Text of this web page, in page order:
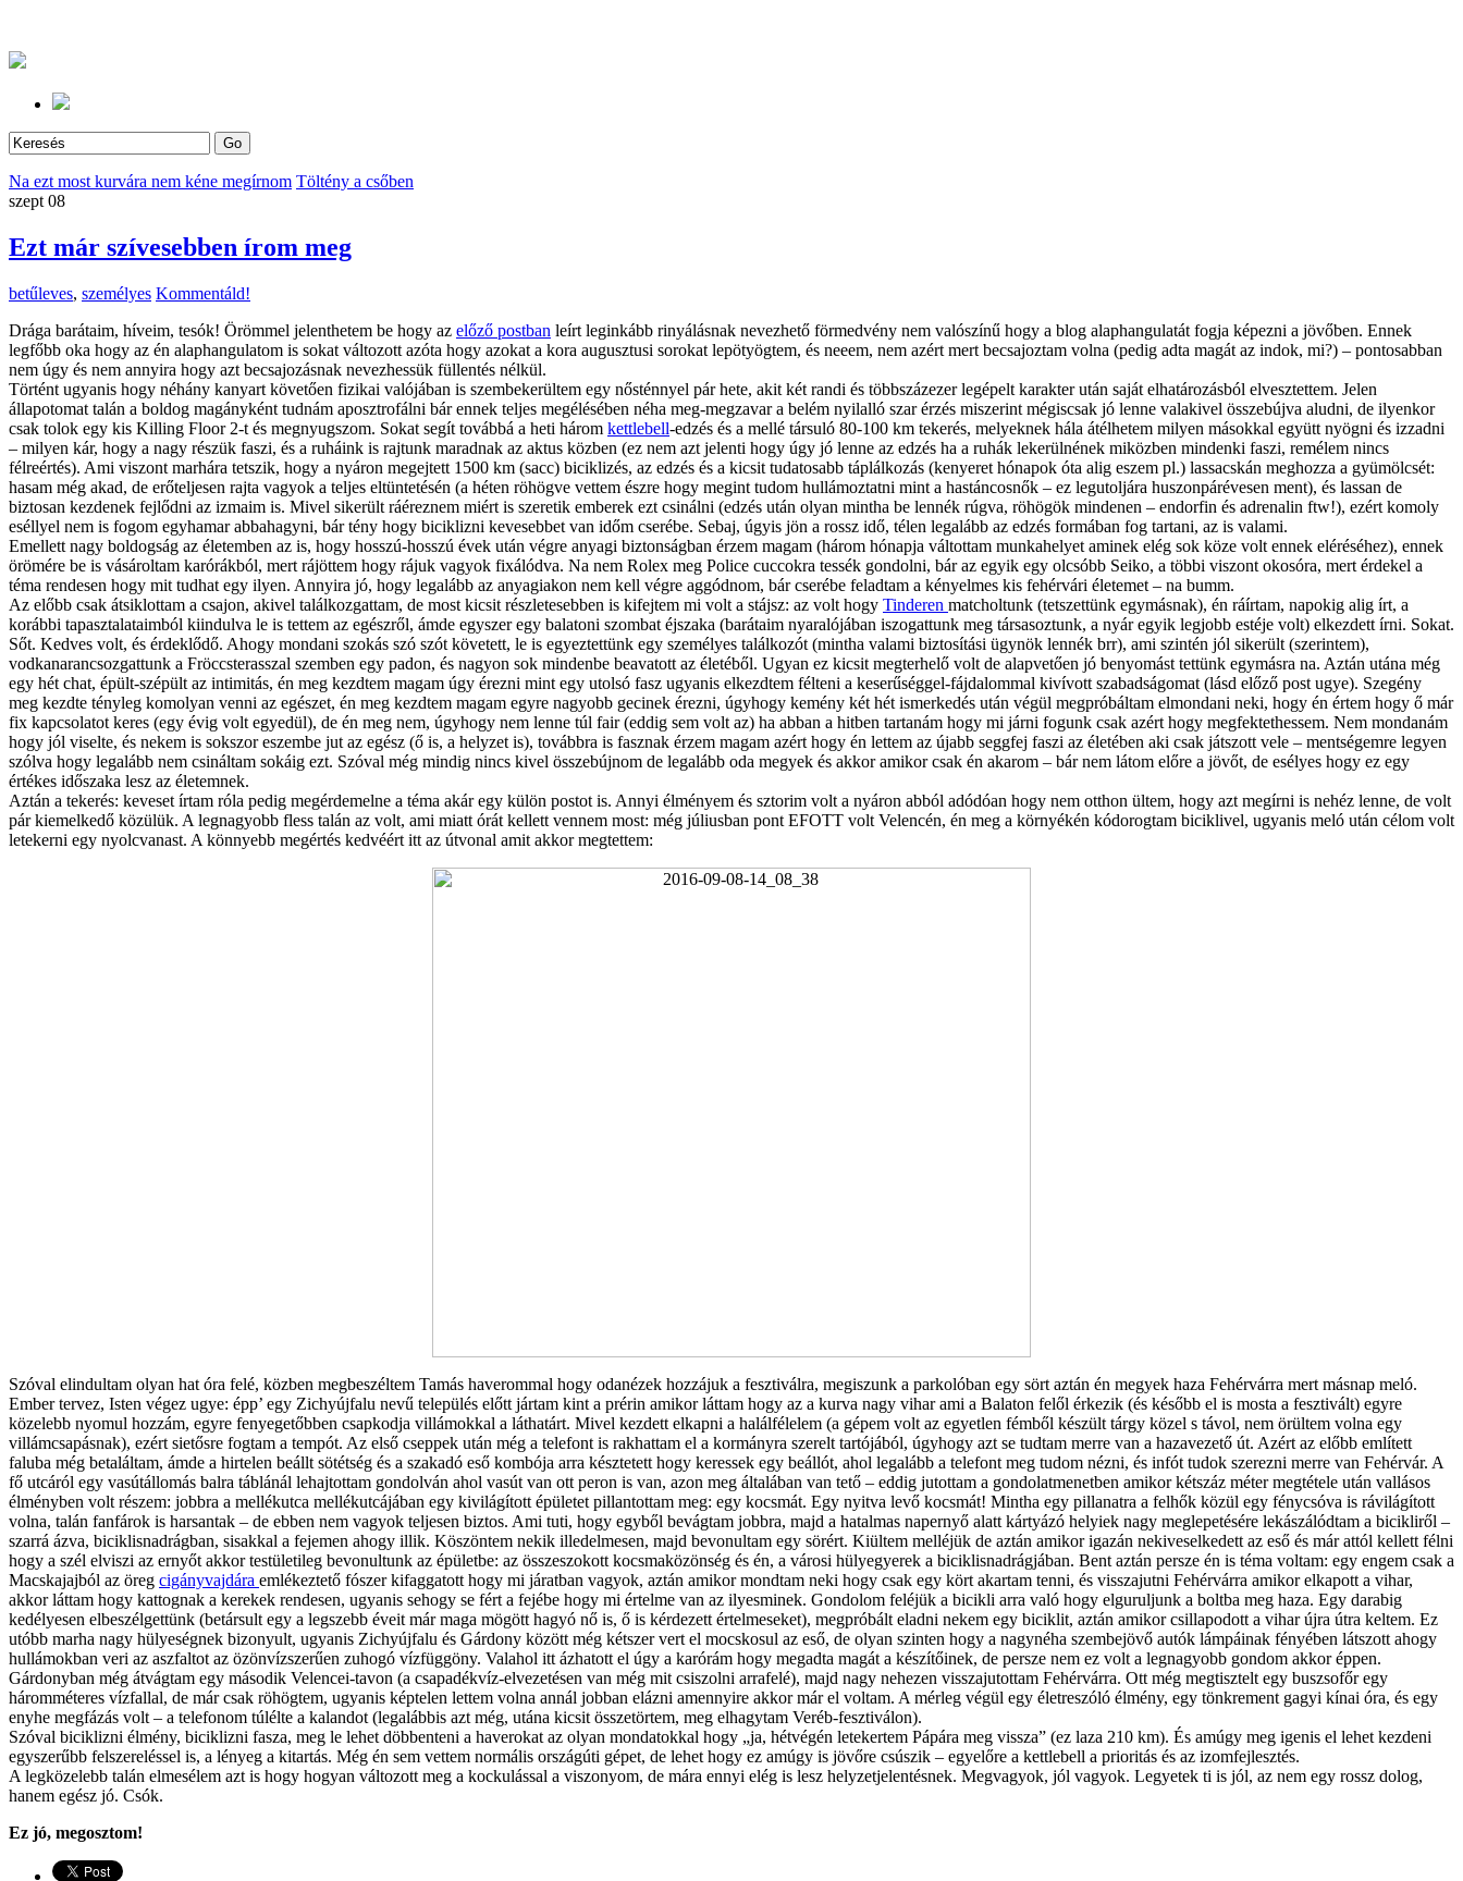
Na ezt most kurvára nem kéne megírnom Töltény a csőben
szept 08
Ezt már szívesebben írom meg
betűleves, személyes Kommentáld!
Drága barátaim, híveim, tesók! Örömmel jelenthetem be hogy az előző postban leírt leginkább rinyálásnak nevezhető förmedvény nem valószínű hogy a blog alaphangulatát fogja képezni a jövőben. Ennek
legfőbb oka hogy az én alaphangulatom is sokat változott azóta hogy azokat a kora augusztusi sorokat lepötyögtem, és neeem, nem azért mert becsajoztam volna (pedig adta magát az indok, mi?) – pontosabban
nem úgy és nem annyira hogy azt becsajozásnak nevezhessük füllentés nélkül.
Történt ugyanis hogy néhány kanyart követően fizikai valójában is szembekerültem egy nősténnyel pár hete, akit két randi és többszázezer legépelt karakter után saját elhatározásból elvesztettem. Jelen
állapotomat talán a boldog magányként tudnám aposztrofálni bár ennek teljes megélésében néha meg-megzavar a belém nyilalló szar érzés miszerint mégiscsak jó lenne valakivel összebújva aludni, de ilyenkor
csak tolok egy kis Killing Floor 2-t és megnyugszom. Sokat segít továbbá a heti három kettlebell-edzés és a mellé társuló 80-100 km tekerés, melyeknek hála átélhetem milyen másokkal együtt nyögni és izzadni
– milyen kár, hogy a nagy részük faszi, és a ruháink is rajtunk maradnak az aktus közben (ez nem azt jelenti hogy úgy jó lenne az edzés ha a ruhák lekerülnének miközben mindenki faszi, remélem nincs
félreértés). Ami viszont marhára tetszik, hogy a nyáron megejtett 1500 km (sacc) biciklizés, az edzés és a kicsit tudatosabb táplálkozás (kenyeret hónapok óta alig eszem pl.) lassacskán meghozza a gyümölcsét:
hasam még akad, de erőteljesen rajta vagyok a teljes eltüntetésén (a héten röhögve vettem észre hogy megint tudom hullámoztatni mint a hastáncosnők – ez legutoljára huszonpárévesen ment), és lassan de
biztosan kezdenek fejlődni az izmaim is. Mivel sikerült ráéreznem miért is szeretik emberek ezt csinálni (edzés után olyan mintha be lennék rúgva, röhögök mindenen – endorfin és adrenalin ftw!), ezért komoly
eséllyel nem is fogom egyhamar abbahagyni, bár tény hogy biciklizni kevesebbet van időm cserébe. Sebaj, úgyis jön a rossz idő, télen legalább az edzés formában fog tartani, az is valami.
Emellett nagy boldogság az életemben az is, hogy hosszú-hosszú évek után végre anyagi biztonságban érzem magam (három hónapja váltottam munkahelyet aminek elég sok köze volt ennek eléréséhez), ennek
örömére be is vásároltam karórákból, mert rájöttem hogy rájuk vagyok fixálódva. Na nem Rolex meg Police cuccokra tessék gondolni, bár az egyik egy olcsóbb Seiko, a többi viszont okosóra, mert érdekel a
téma rendesen hogy mit tudhat egy ilyen. Annyira jó, hogy legalább az anyagiakon nem kell végre aggódnom, bár cserébe feladtam a kényelmes kis fehérvári életemet – na bumm.
Az előbb csak átsiklottam a csajon, akivel találkozgattam, de most kicsit részletesebben is kifejtem mi volt a stájsz: az volt hogy Tinderen matcholtunk (tetszettünk egymásnak), én ráírtam, napokig alig írt, a
korábbi tapasztalataimból kiindulva le is tettem az egészről, ámde egyszer egy balatoni szombat éjszaka (barátaim nyaralójában iszogattunk meg társasoztunk, a nyár egyik legjobb estéje volt) elkezdett írni. Sokat.
Sőt. Kedves volt, és érdeklődő. Ahogy mondani szokás szó szót követett, le is egyeztettünk egy személyes találkozót (mintha valami biztosítási ügynök lennék brr), ami szintén jól sikerült (szerintem),
vodkanarancsozgattunk a Fröccsterasszal szemben egy padon, és nagyon sok mindenbe beavatott az életéből. Ugyan ez kicsit megterhelő volt de alapvetően jó benyomást tettünk egymásra na. Aztán utána még
egy hét chat, épült-szépült az intimitás, én meg kezdtem magam úgy érezni mint egy utolsó fasz ugyanis elkezdtem félteni a keserűséggel-fájdalommal kivívott szabadságomat (lásd előző post ugye). Szegény
meg kezdte tényleg komolyan venni az egészet, én meg kezdtem magam egyre nagyobb gecinek érezni, úgyhogy kemény két hét ismerkedés után végül megpróbáltam elmondani neki, hogy én értem hogy ő már
fix kapcsolatot keres (egy évig volt egyedül), de én meg nem, úgyhogy nem lenne túl fair (eddig sem volt az) ha abban a hitben tartanám hogy mi járni fogunk csak azért hogy megfektethessem. Nem mondanám
hogy jól viselte, és nekem is sokszor eszembe jut az egész (ő is, a helyzet is), továbbra is fasznak érzem magam azért hogy én lettem az újabb seggfej faszi az életében aki csak játszott vele – mentségemre legyen
szólva hogy legalább nem csináltam sokáig ezt. Szóval még mindig nincs kivel összebújnom de legalább oda megyek és akkor amikor csak én akarom – bár nem látom előre a jövőt, de esélyes hogy ez egy
értékes időszaka lesz az életemnek.
Aztán a tekerés: keveset írtam róla pedig megérdemelne a téma akár egy külön postot is. Annyi élményem és sztorim volt a nyáron abból adódóan hogy nem otthon ültem, hogy azt megírni is nehéz lenne, de volt
pár kiemelkedő közülük. A legnagyobb fless talán az volt, ami miatt órát kellett vennem most: még júliusban pont EFOTT volt Velencén, én meg a környékén kódorogtam biciklivel, ugyanis meló után célom volt
letekerni egy nyolcvanast. A könnyebb megértés kedvéért itt az útvonal amit akkor megtettem:
Szóval elindultam olyan hat óra felé, közben megbeszéltem Tamás haverommal hogy odanézek hozzájuk a fesztiválra, megiszunk a parkolóban egy sört aztán én megyek haza Fehérvárra mert másnap meló.
Ember tervez, Isten végez ugye: épp’ egy Zichyújfalu nevű település előtt jártam kint a prérin amikor láttam hogy az a kurva nagy vihar ami a Balaton felől érkezik (és később el is mosta a fesztivált) egyre
közelebb nyomul hozzám, egyre fenyegetőbben csapkodja villámokkal a láthatárt. Mivel kezdett elkapni a halálfélelem (a gépem volt az egyetlen fémből készült tárgy közel s távol, nem örültem volna egy
villámcsapásnak), ezért sietősre fogtam a tempót. Az első cseppek után még a telefont is rakhattam el a kormányra szerelt tartójából, úgyhogy azt se tudtam merre van a hazavezető út. Azért az előbb említett
faluba még betaláltam, ámde a hirtelen beállt sötétség és a szakadó eső kombója arra késztetett hogy keressek egy beállót, ahol legalább a telefont meg tudom nézni, és infót tudok szerezni merre van Fehérvár. A
fő utcáról egy vasútállomás balra táblánál lehajtottam gondolván ahol vasút van ott peron is van, azon meg általában van tető – eddig jutottam a gondolatmenetben amikor kétszáz méter megtétele után vallásos
élményben volt részem: jobbra a mellékutca mellékutcájában egy kivilágított épületet pillantottam meg: egy kocsmát. Egy nyitva levő kocsmát! Mintha egy pillanatra a felhők közül egy fénycsóva is rávilágított
volna, talán fanfárok is harsantak – de ebben nem vagyok teljesen biztos. Ami tuti, hogy egyből bevágtam jobbra, majd a hatalmas napernyő alatt kártyázó helyiek nagy meglepetésére lekászálódtam a bicikliről –
szarrá ázva, biciklisnadrágban, sisakkal a fejemen ahogy illik. Köszöntem nekik illedelmesen, majd bevonultam egy sörért. Kiültem melléjük de aztán amikor igazán nekiveselkedett az eső és már attól kellett félni
hogy a szél elviszi az ernyőt akkor testületileg bevonultunk az épületbe: az összeszokott kocsmaközönség és én, a városi hülyegyerek a biciklisnadrágjában. Bent aztán persze én is téma voltam: egy engem csak a
Macskajajból az öreg cigányvajdára emlékeztető fószer kifaggatott hogy mi járatban vagyok, aztán amikor mondtam neki hogy csak egy kört akartam tenni, és visszajutni Fehérvárra amikor elkapott a vihar,
akkor láttam hogy kattognak a kerekek rendesen, ugyanis sehogy se fért a fejébe hogy mi értelme van az ilyesminek. Gondolom feléjük a bicikli arra való hogy elguruljunk a boltba meg haza. Egy darabig
kedélyesen elbeszélgettünk (betársult egy a legszebb éveit már maga mögött hagyó nő is, ő is kérdezett értelmeseket), megpróbált eladni nekem egy biciklit, aztán amikor csillapodott a vihar újra útra keltem. Ez
utóbb marha nagy hülyeségnek bizonyult, ugyanis Zichyújfalu és Gárdony között még kétszer vert el mocskosul az eső, de olyan szinten hogy a nagynéha szembejövő autók lámpáinak fényében látszott ahogy
hullámokban veri az aszfaltot az özönvízszerűen zuhogó vízfüggöny. Valahol itt ázhatott el úgy a karórám hogy megadta magát a készítőinek, de persze nem ez volt a legnagyobb gondom akkor éppen.
Gárdonyban még átvágtam egy második Velencei-tavon (a csapadékvíz-elvezetésen van még mit csiszolni arrafelé), majd nagy nehezen visszajutottam Fehérvárra. Ott még megtisztelt egy buszsofőr egy
háromméteres vízfallal, de már csak röhögtem, ugyanis képtelen lettem volna annál jobban elázni amennyire akkor már el voltam. A mérleg végül egy életreszóló élmény, egy tönkrement gagyi kínai óra, és egy
enyhe megfázás volt – a telefonom túlélte a kalandot (legalábbis azt még, utána kicsit összetörtem, meg elhagytam Veréb-fesztiválon).
Szóval biciklizni élmény, biciklizni fasza, meg le lehet döbbenteni a haverokat az olyan mondatokkal hogy „ja, hétvégén letekertem Pápára meg vissza” (ez laza 210 km). És amúgy meg igenis el lehet kezdeni
egyszerűbb felszereléssel is, a lényeg a kitartás. Még én sem vettem normális országúti gépet, de lehet hogy ez amúgy is jövőre csúszik – egyelőre a kettlebell a prioritás és az izomfejlesztés.
A legközelebb talán elmesélem azt is hogy hogyan változott meg a kockulással a viszonyom, de mára ennyi elég is lesz helyzetjelentésnek. Megvagyok, jól vagyok. Legyetek ti is jól, az nem egy rossz dolog,
hanem egész jó. Csók.
Ez jó, megosztom!